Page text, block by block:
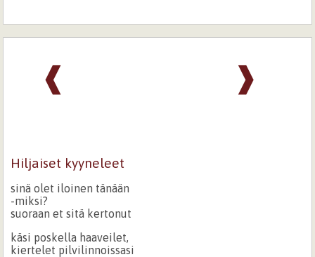
❱
❰
Hiljaiset kyyneleet
sinä olet iloinen tänään
-miksi?
suoraan et sitä kertonut
käsi poskella haaveilet,
kiertelet pilvilinnoissasi